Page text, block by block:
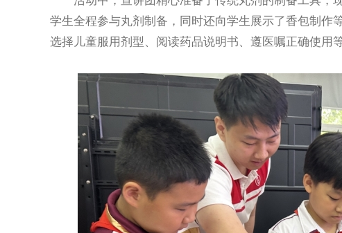
学生全程参与丸剂制备，同时还向学生展示了香包制作
选择儿童服用剂型、阅读药品说明书、遵医嘱正确使用